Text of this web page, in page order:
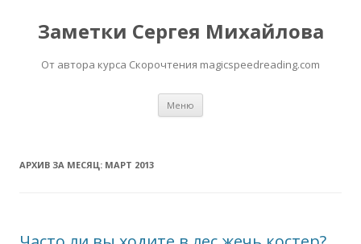
Заметки Сергея Михайлова
От автора курса Скорочтения magicspeedreading.com
Меню
АРХИВ ЗА МЕСЯЦ: МАРТ 2013